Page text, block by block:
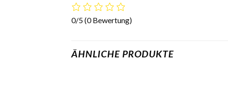
0/5(0 Bewertung)
ÄHNLICHE PRODUKTE